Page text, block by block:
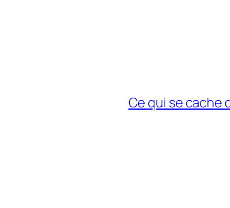
Ce qui se cache